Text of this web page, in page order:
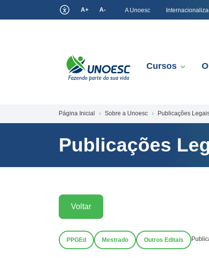
A+ A- A Unoesc
Cursos
Página Inicial Sobre a Unoesc Publicações
Publicações
Voltar
PPGEd Mestrado Outros Editais